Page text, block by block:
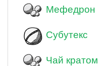
Мефедрон
Субутекс
Чай кратом